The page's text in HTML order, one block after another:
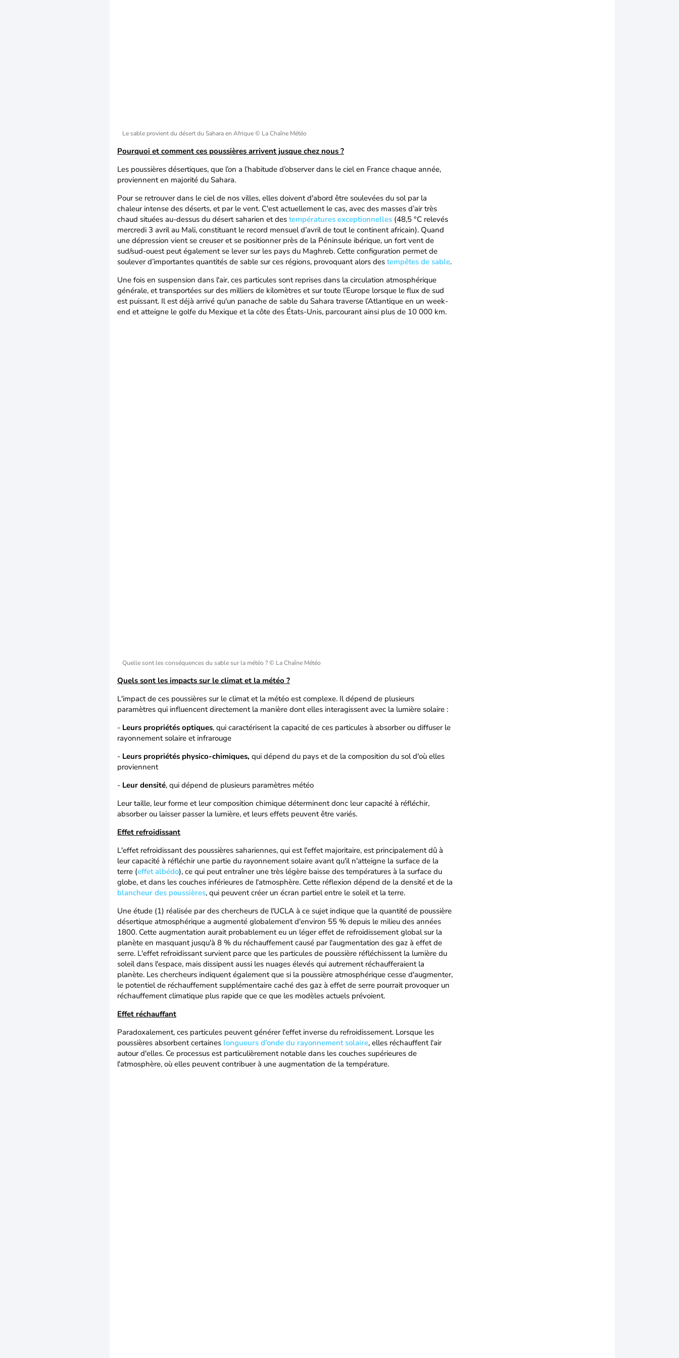
Le sable provient du désert du Sahara en Afrique© La Chaîne Météo
Pourquoi et comment ces poussières arrivent jusque chez nous ?
Les poussières désertiques, que l’on a l’habitude d’observer dans le ciel en France chaque année,
proviennent en majorité du Sahara.
Pour se retrouver dans le ciel de nos villes, elles doivent d'abord être soulevées du sol par la
chaleur intense des déserts, et par le vent. C'est actuellement le cas, avec des masses d’air très
chaud situées au-dessus du désert saharien et des températures exceptionnelles (48,5 °C relevés
mercredi 3 avril au Mali, constituant le record mensuel d’avril de tout le continent africain). Quand
une dépression vient se creuser et se positionner près de la Péninsule ibérique, un fort vent de
sud/sud-ouest peut également se lever sur les pays du Maghreb. Cette configuration permet de
soulever d’importantes quantités de sable sur ces régions, provoquant alors des tempêtes de sable.
Une fois en suspension dans l'air, ces particules sont reprises dans la circulation atmosphérique
générale, et transportées sur des milliers de kilomètres et sur toute l’Europe lorsque le flux de sud
est puissant. Il est déjà arrivé qu'un panache de sable du Sahara traverse l’Atlantique en un week-
end et atteigne le golfe du Mexique et la côte des États-Unis, parcourant ainsi plus de 10 000 km.
Quelle sont les conséquences du sable sur la météo ?© La Chaîne Météo
Quels sont les impacts sur le climat et la météo ?
L'impact de ces poussières sur le climat et la météo est complexe. Il dépend de plusieurs
paramètres qui influencent directement la manière dont elles interagissent avec la lumière solaire :
- Leurs propriétés optiques, qui caractérisent la capacité de ces particules à absorber ou diffuser le
rayonnement solaire et infrarouge
- Leurs propriétés physico-chimiques, qui dépend du pays et de la composition du sol d'où elles
proviennent
- Leur densité, qui dépend de plusieurs paramètres météo
Leur taille, leur forme et leur composition chimique déterminent donc leur capacité à réfléchir,
absorber ou laisser passer la lumière, et leurs effets peuvent être variés.
Effet refroidissant
L'effet refroidissant des poussières sahariennes, qui est l'effet majoritaire, est principalement dû à
leur capacité à réfléchir une partie du rayonnement solaire avant qu'il n'atteigne la surface de la
terre (effet albédo), ce qui peut entraîner une très légère baisse des températures à la surface du
globe, et dans les couches inférieures de l'atmosphère. Cette réflexion dépend de la densité et de la
blancheur des poussières, qui peuvent créer un écran partiel entre le soleil et la terre.
Une étude (1) réalisée par des chercheurs de l'UCLA à ce sujet indique que la quantité de poussière
désertique atmosphérique a augmenté globalement d'environ 55 % depuis le milieu des années
1800. Cette augmentation aurait probablement eu un léger effet de refroidissement global sur la
planète en masquant jusqu'à 8 % du réchauffement causé par l'augmentation des gaz à effet de
serre. L'effet refroidissant survient parce que les particules de poussière réfléchissent la lumière du
soleil dans l'espace, mais dissipent aussi les nuages élevés qui autrement réchaufferaient la
planète. Les chercheurs indiquent également que si la poussière atmosphérique cesse d'augmenter,
le potentiel de réchauffement supplémentaire caché des gaz à effet de serre pourrait provoquer un
réchauffement climatique plus rapide que ce que les modèles actuels prévoient​.
Effet réchauffant
Paradoxalement, ces particules peuvent générer l'effet inverse du refroidissement. Lorsque les
poussières absorbent certaines longueurs d'onde du rayonnement solaire, elles réchauffent l'air
autour d'elles. Ce processus est particulièrement notable dans les couches supérieures de
l'atmosphère, où elles peuvent contribuer à une augmentation de la température.